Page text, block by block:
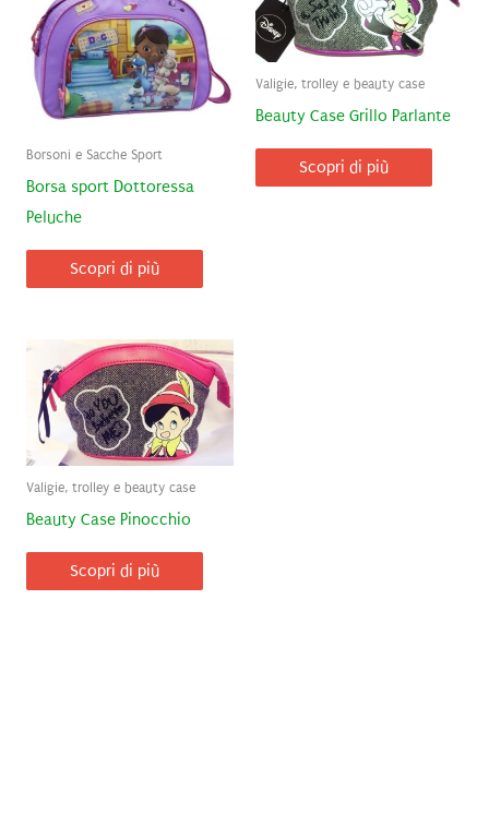
Borsoni e Sacche Sport
Borsa sport Dottoressa
Peluche
Scopri di più
Valigie, trolley e beauty case
Beauty Case Grillo Parlante
Scopri di più
Valigie, trolley e beauty case
Beauty Case Pinocchio
Scopri di più